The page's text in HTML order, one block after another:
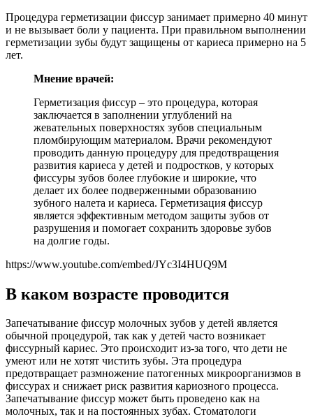
Процедура герметизации фиссур занимает примерно 40 минут
и не вызывает боли у пациента. При правильном выполнении
герметизации зубы будут защищены от кариеса примерно на 5
лет.
Мнение врачей:
Герметизация фиссур – это процедура, которая
заключается в заполнении углублений на
жевательных поверхностях зубов специальным
пломбирующим материалом. Врачи рекомендуют
проводить данную процедуру для предотвращения
развития кариеса у детей и подростков, у которых
фиссуры зубов более глубокие и широкие, что
делает их более подверженными образованию
зубного налета и кариеса. Герметизация фиссур
является эффективным методом защиты зубов от
разрушения и помогает сохранить здоровье зубов
на долгие годы.
https://www.youtube.com/embed/JYc3I4HUQ9M
В каком возрасте проводится
Запечатывание фиссур молочных зубов у детей является
обычной процедурой, так как у детей часто возникает
фиссурный кариес. Это происходит из-за того, что дети не
умеют или не хотят чистить зубы. Эта процедура
предотвращает размножение патогенных микроорганизмов в
фиссурах и снижает риск развития кариозного процесса.
Запечатывание фиссур может быть проведено как на
молочных, так и на постоянных зубах. Стоматологи